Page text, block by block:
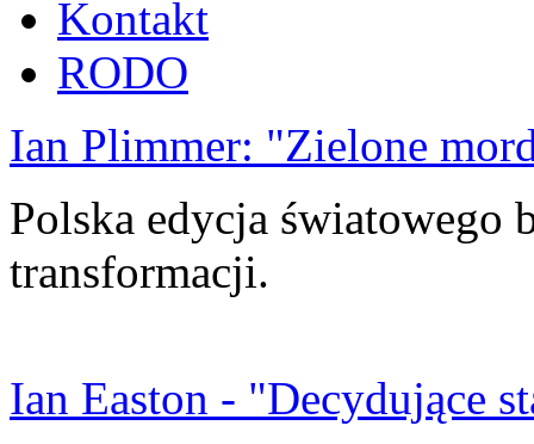
Kontakt
RODO
Ian Plimmer: "Zielone
Polska edycja światowego
transformacji.
Ian Easton - "Decydujące